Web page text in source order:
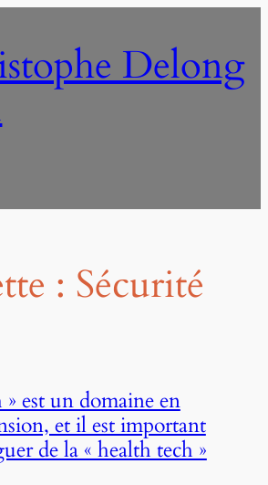
Delong
: Sécurité
» est un domaine en
et il est important
de la « health tech »